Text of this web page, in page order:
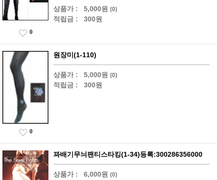
상품가 : 5,000원 (0)
적립금 : 300원
0
원장미(1-110)
상품가 : 5,000원 (0)
적립금 : 300원
0
꽈배기무늬팬티스타킹(1-34)등록:300286356000
상품가 : 6,000원 (0)